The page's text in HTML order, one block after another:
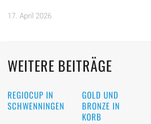
17. April 2026
WEITERE BEITRÄGE
REGIOCUP IN
SCHWENNINGEN
GOLD UND
BRONZE IN
KORB